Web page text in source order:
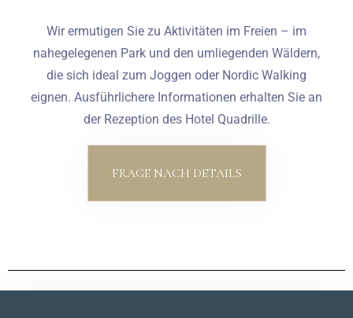
Wir ermutigen Sie zu Aktivitäten im Freien – im
nahegelegenen Park und den umliegenden Wäldern,
die sich ideal zum Joggen oder Nordic Walking
eignen. Ausführlichere Informationen erhalten Sie an
der Rezeption des Hotel Quadrille.
FRAGE NACH DETAILS